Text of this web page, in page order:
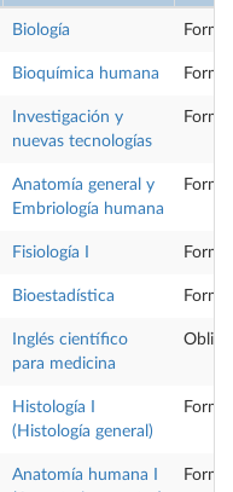
Biología
Bioquímica humana
Investigación y
nuevas tecnologías
Anatomía general y
Embriología humana
Fisiología I
Bioestadística
Inglés científico
para medicina
Histología I
(Histología general)
Anatomía humana I